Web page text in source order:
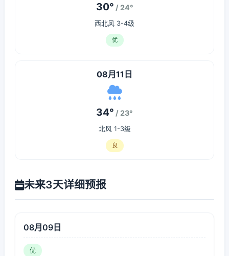
30° / 24°
西北风 3-4级
优
08月11日
34° / 23°
北风 1-3级
良
未来3天详细预报
08月09日
优